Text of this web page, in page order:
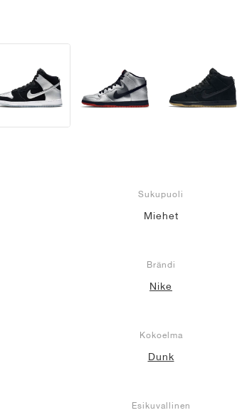
Sukupuoli
Miehet
Brändi
Nike
Kokoelma
Dunk
Esikuvallinen